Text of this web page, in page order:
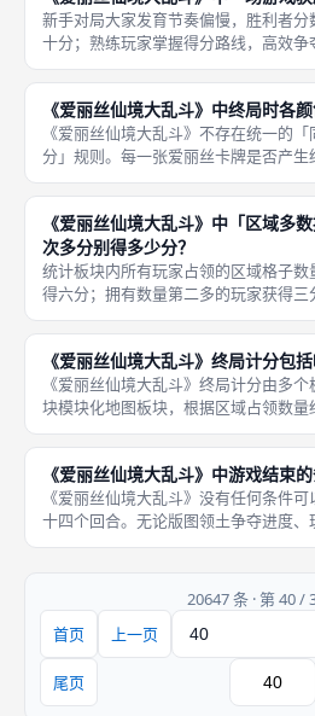
新手对局大家发育节奏偏慢，胜利者
十分；熟练玩家掌握得分路线，高效争
森林，胜利者分数经常突破五十分。
准对局，最终胜利者总分大多处于三
浮动受到
《爱丽丝仙境大乱斗》中终局时各
《爱丽丝仙境大乱斗》不存在统一的
分」规则。每一张爱丽丝卡牌是否产生
身印刷的文字效果。玩家需要搭配具
组，单纯堆砌爱丽丝没有稳定收益。
到指定数量
《爱丽丝仙境大乱斗》中「区域多
次多分别得多少分？
统计板块内所有玩家占领的区域格子
得六分；拥有数量第二多的玩家获得三
无法从这块板块拿到任何多数分数。
数计分针对每一块独立六角地图板块
列第一，
《爱丽丝仙境大乱斗》终局计分包括
《爱丽丝仙境大乱斗》终局计分由多
块模块化地图板块，根据区域占领数量
拥有终局效果的爱丽丝卡牌依次结算
成功征服神秘森林获得的即时分数计
相关效果
《爱丽丝仙境大乱斗》中游戏结束的
《爱丽丝仙境大乱斗》没有任何条件
十四个回合。无论版图领土争夺进度、
达上限立刻停止所有行动，开启终局
20647 条 · 第 40 /
首页
上一页
尾页